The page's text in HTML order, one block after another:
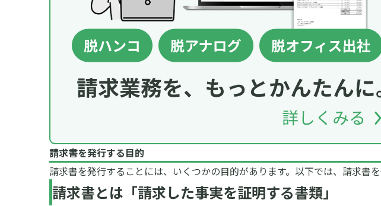
請求書を発行する目的
請求書を発行することには、いくつかの目的があります。 以下では、請求書
請求書とは「請求した事実を証明する書類」